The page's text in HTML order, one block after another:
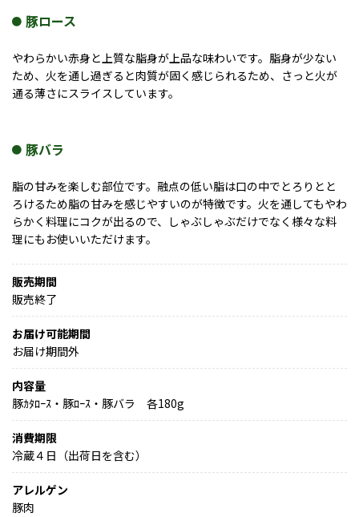
豚ロース
やわらかい赤身と上質な脂身が上品な味わいです。脂身が少ない
ため、火を通し過ぎると肉質が固く感じられるため、さっと火が
通る薄さにスライスしています。
豚バラ
脂の甘みを楽しむ部位です。融点の低い脂は口の中でとろりとと
ろけるため脂の甘みを感じやすいのが特徴です。火を通してもやわ
らかく料理にコクが出るので、しゃぶしゃぶだけでなく様々な料
理にもお使いいただけます。
販売期間
販売終了
お届け可能期間
お届け期間外
内容量
豚ｶﾀﾛｰｽ・豚ﾛｰｽ・豚バラ 各180g
消費期限
冷蔵４日（出荷日を含む）
アレルゲン
豚肉